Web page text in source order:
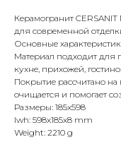
Керамогранит
для современной
Основные
Материал подходит для
кухне, прихожей,
Покрытие рассчитано
очищается и помогает
Размеры: 185x598
lwh: 598x185x8 mm
Weight: 2210 g